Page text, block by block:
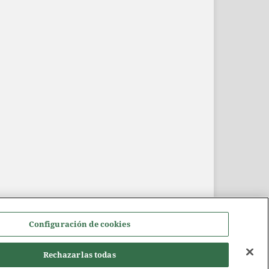
Configuración de cookies
Rechazarlas todas